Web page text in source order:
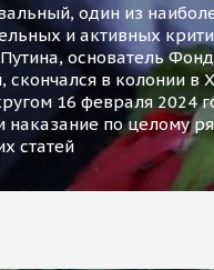
один из
и активных
основатель
скончался в колонии в
16 февраля 2024
наказание по целому
статей